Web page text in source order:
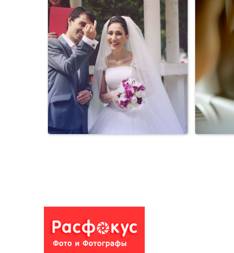
Свадьбы
Свадьбы